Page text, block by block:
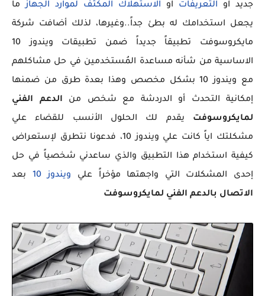
جديد او التعريفات او الاستهلاك المكثف لموارد الجهازما
يجعل استخدامك له بطئ جداً..وغيرها، لذلك أضافت شركة
مايكروسوفت تطبيقاً جديداً ضمن تطبيقات ويندوز 10
الاساسية من شأنه مساعدة المُستخدمين في حل مشاكلهم
مع ويندوز 10 بشكل مخصص وهذا بعدة طرق من ضمنها
إمكانية التحدث أو الدردشة مع شخص من الدعم الفني
لمايكروسوفت يقدم لك الحلول الأنسب للقضاء علي
مشكلتك اياً كانت علي ويندوز 10، فدعونا نتطرق لإستعراض
كيفية استخدام هذا التطبيق والذي ساعدني شخصياً في حل
إحدى المشكلات التي واجهتها مؤخراً علي ويندوز 10
بعد
الاتصال بالدعم الفني لمايكروسوفت